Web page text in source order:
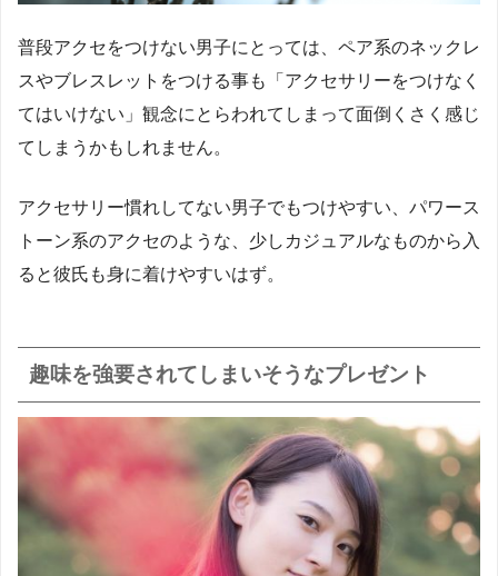
普段アクセをつけない男子にとっては、ペア系のネックレ
スやブレスレットをつける事も「アクセサリーをつけなく
てはいけない」観念にとらわれてしまって面倒くさく感じ
てしまうかもしれません。
アクセサリー慣れしてない男子でもつけやすい、パワース
トーン系のアクセのような、少しカジュアルなものから入
ると彼氏も身に着けやすいはず。
趣味を強要されてしまいそうなプレゼント